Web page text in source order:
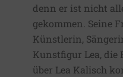
denn er ist nicht
gekommen. Seine
Künstlerin,
Kunstfigur Lea, die
über Lea Kalisch